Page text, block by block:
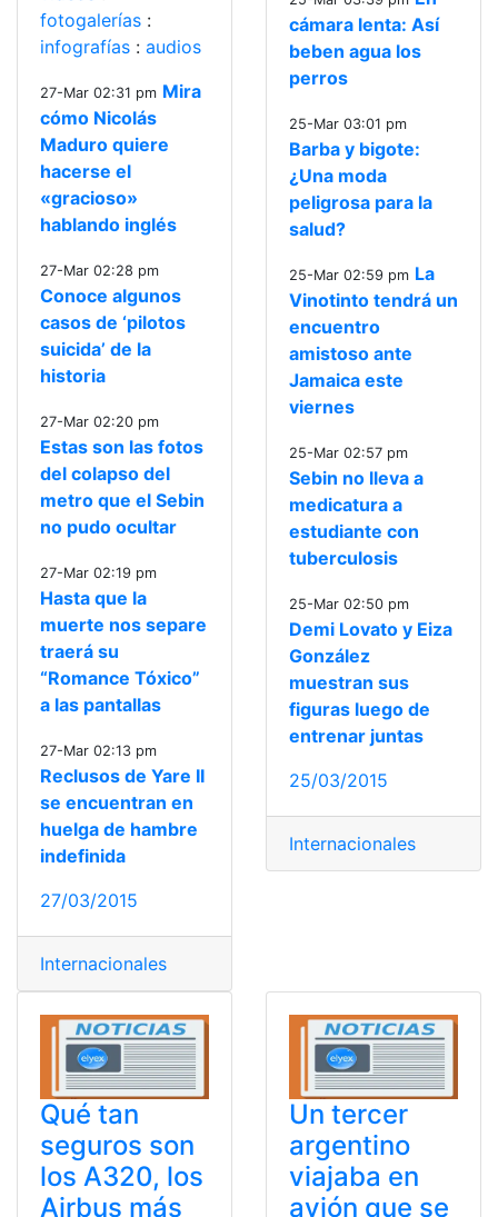
fotogalerías :
infografías : audios
27-Mar 02:31 pm Mira
cómo Nicolás
Maduro quiere
hacerse el
«gracioso»
hablando inglés
27-Mar 02:28 pm
Conoce algunos
casos de ‘pilotos
suicida’ de la
historia
27-Mar 02:20 pm
Estas son las fotos
del colapso del
metro que el Sebin
no pudo ocultar
27-Mar 02:19 pm
Hasta que la
muerte nos separe
traerá su
“Romance Tóxico”
a las pantallas
27-Mar 02:13 pm
Reclusos de Yare II
se encuentran en
huelga de hambre
indefinida
27/03/2015
Internacionales
cámara lenta: Así
beben agua los
perros
25-Mar 03:01 pm
Barba y bigote:
¿Una moda
peligrosa para la
salud?
25-Mar 02:59 pm La
Vinotinto tendrá un
encuentro
amistoso ante
Jamaica este
viernes
25-Mar 02:57 pm
Sebin no lleva a
medicatura a
estudiante con
tuberculosis
25-Mar 02:50 pm
Demi Lovato y Eiza
González
muestran sus
figuras luego de
entrenar juntas
25/03/2015
Internacionales
Qué tan
seguros son
los A320, los
Airbus más
Un tercer
argentino
viajaba en
avión que se